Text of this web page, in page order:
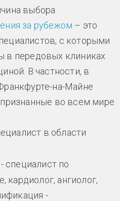
выбора
за рубежом – это
с которыми
в передовых клиниках
В частности, в
на-Майне
во всем мире
в области
специалист по
кардиолог, ангиолог,
-